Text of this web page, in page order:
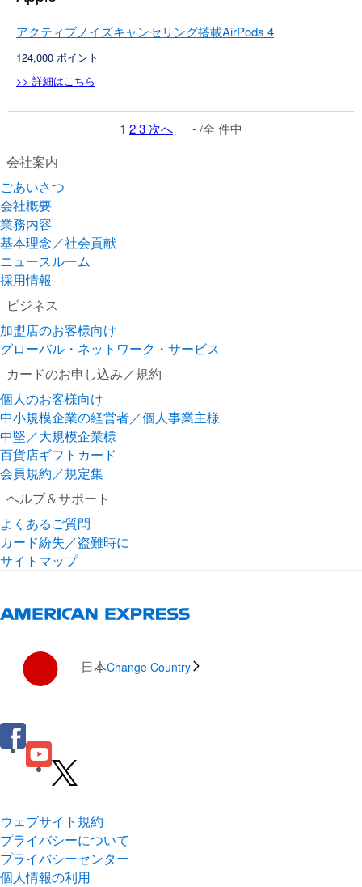
アクティブノイズキャンセリング搭載AirPods 4
124,000 ポイント
>> 詳細はこちら
1 23 次へ - /全 件中
会社案内
ごあいさつ
会社概要
業務内容
基本理念／社会貢献
ニュースルーム
採用情報
ビジネス
加盟店のお客様向け
グローバル・ネットワーク・サービス
カードのお申し込み／規約
個人のお客様向け
中小規模企業の経営者／個人事業主様
中堅／大規模企業様
百貨店ギフトカード
会員規約／規定集
ヘルプ＆サポート
よくあるご質問
カード紛失／盗難時に
サイトマップ
日本Change Country
ウェブサイト規約
プライバシーについて
プライバシーセンター
個人情報の利用